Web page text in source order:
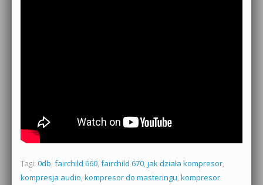
Tagi: 0db, fairchild 660, fairchild 670, jak działa kompresor,
kompresja audio, kompresor do masteringu, kompresor